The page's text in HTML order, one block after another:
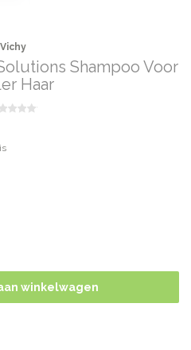
Vichy
Shampoo Voor
Haar
winkelwagen